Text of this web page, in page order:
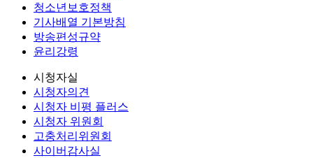
청소년보호정책
기사배열 기본방침
방송편성규약
윤리강령
시청자실
시청자의견
시청자 비평 플러스
시청자 위원회
고충처리위원회
사이버감사실